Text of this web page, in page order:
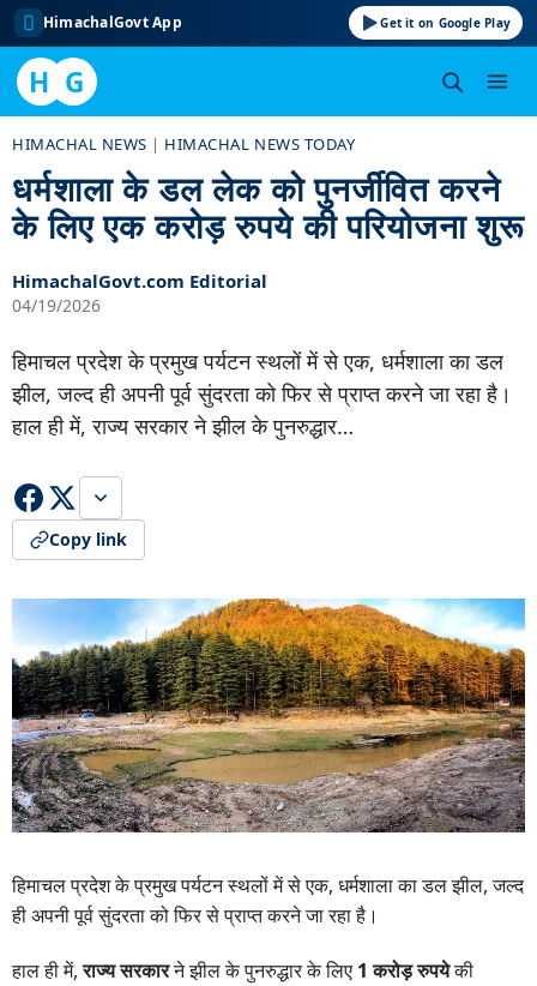
HimachalGovt App Get it on Google Play
H G
content
HIMACHAL NEWS | HIMACHAL NEWS TODAY
धर्मशाला के डल लेक को पुनर्जीवित करने
के लिए एक करोड़ रुपये की परियोजना शुरू
HimachalGovt.com Editorial
04/19/2026
हिमाचल प्रदेश के प्रमुख पर्यटन स्थलों में से एक, धर्मशाला का डल
झील, जल्द ही अपनी पूर्व सुंदरता को फिर से प्राप्त करने जा रहा है।
हाल ही में, राज्य सरकार ने झील के पुनरुद्धार…
Copy link
हिमाचल प्रदेश के प्रमुख पर्यटन स्थलों में से एक, धर्मशाला का डल झील, जल्द
ही अपनी पूर्व सुंदरता को फिर से प्राप्त करने जा रहा है।
हाल ही में,राज्य सरकारने झील के पुनरुद्धार के लिए 1 करोड़ रुपयेकी